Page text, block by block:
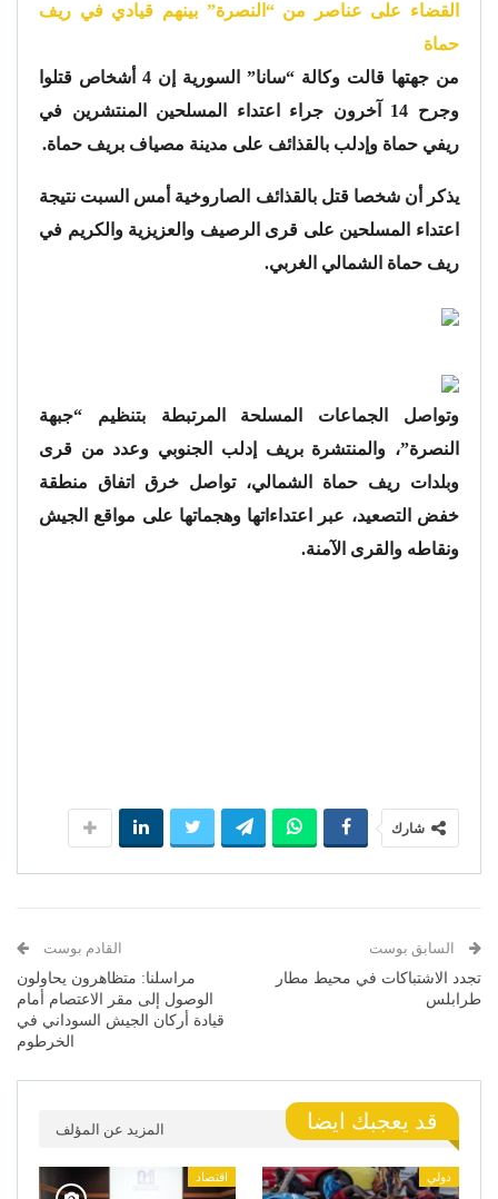
القضاء على عناصر من “النصرة” بينهم قيادي في ريف
حماة
من جهتها قالت وكالة “سانا” السورية إن 4 أشخاص قتلوا
وجرح 14 آخرون جراء اعتداء المسلحين المنتشرين في
ريفي حماة وإدلب بالقذائف على مدينة مصياف بريف حماة.
يذكر أن شخصا قتل بالقذائف الصاروخية أمس السبت نتيجة
اعتداء المسلحين على قرى الرصيف والعزيزية والكريم في
ريف حماة الشمالي الغربي.
وتواصل الجماعات المسلحة المرتبطة بتنظيم “جبهة
النصرة”، والمنتشرة بريف إدلب الجنوبي وعدد من قرى
وبلدات ريف حماة الشمالي، تواصل خرق اتفاق منطقة
خفض التصعيد، عبر اعتداءاتها وهجماتها على مواقع الجيش
ونقاطه والقرى الآمنة.
شارك
السابق بوست
تجدد الاشتباكات في محيط مطار
طرابلس
القادم بوست
مراسلنا: متظاهرون يحاولون
الوصول إلى مقر الاعتصام أمام
قيادة أركان الجيش السوداني في
الخرطوم
قد يعجبك ايضا المزيد عن المؤلف
دولي اقتصاد